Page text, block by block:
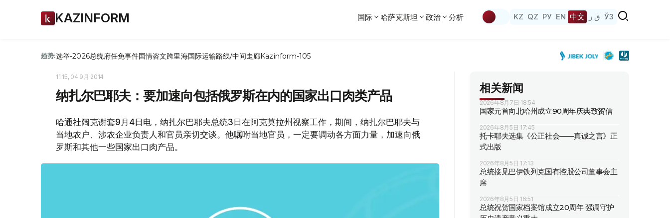
KAZINFORM 国际 哈萨克斯坦 政治 分析 KZ QZ РУ EN 中文 ق ز ЎЗ
趋势:选举-2026总统府任免事件国情咨文跨里海国际运输路线/中间走廊Kazinform-105
11:15, 04 9月 2014
纳扎尔巴耶夫：要加速向包括俄罗斯在内的国家出口肉类产品
哈通社阔克谢套9月4日电，纳扎尔巴耶夫总统3日在阿克莫拉州视察工作，期间，纳扎尔巴耶夫与
当地农户、涉农企业负责人和官员亲切交谈。他嘱咐当地官员，一定要调动各方面力量，加速向俄
罗斯和其他一些国家出口肉产品。
相关新闻
2026年8月7日 18:54
国家元首向北哈州成立90周年庆典致贺信
2026年8月5日 17:45
托卡耶夫选集《公正社会——真诚之言》正
式出版
2026年8月5日 17:13
总统接见巴伊铁列克国有控股公司董事会主
席
2026年8月5日 16:51
总统祝贺国家档案馆成立20周年 强调守护